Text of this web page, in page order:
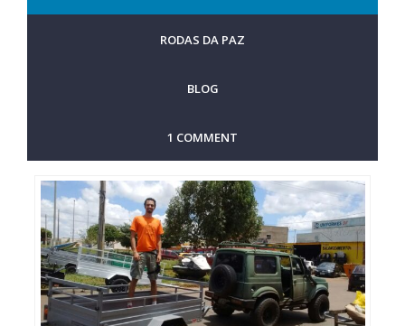
RODAS DA PAZ
BLOG
1 COMMENT